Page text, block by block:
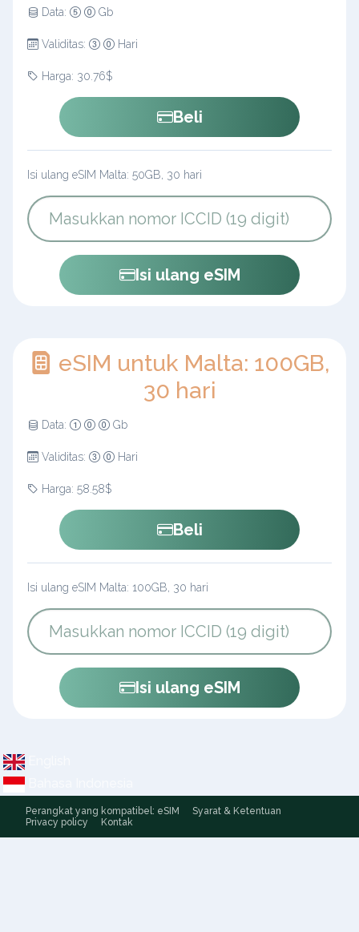
Data: Gb
Validitas: Hari
Harga: 30.76$
Beli
Isi ulang eSIM Malta: 50GB, 30 hari
Isi ulang eSIM
eSIM untuk Malta: 100GB,
30 hari
Data: Gb
Validitas: Hari
Harga: 58.58$
Beli
Isi ulang eSIM Malta: 100GB, 30 hari
Isi ulang eSIM
Perangkat yang kompatibel: eSIM
Syarat & Ketentuan
Privacy policy
Kontak